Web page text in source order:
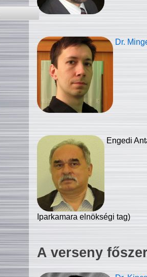
Dr.
Engedi
Iparkamara elnökségi tag)
A verseny